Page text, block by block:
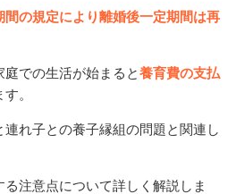
の規定により離婚後一定期間は再
での生活が始まると養育費の支払
。
れ子との養子縁組の問題と関連し
注意点について詳しく解説しま